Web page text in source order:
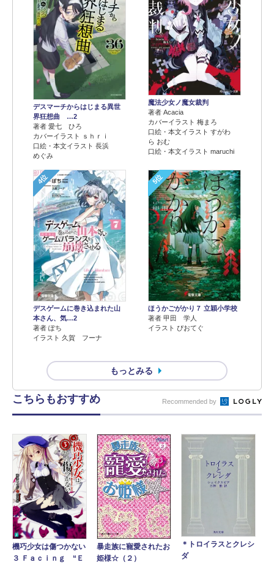
デスマーチからはじまる異世
界狂想曲 …2
著者 愛七 ひろ
カバーイラスト ｓｈｒｉ
口絵・本文イラスト 長浜
めぐみ
魔法少女ノ魔女裁判
著者 Acacia
カバーイラスト 梅まろ
口絵・本文イラスト すがわ
ら おむ
口絵・本文イラスト maruchi
4位
デスゲームに巻き込まれた山
本さん、気…2
著者 ぽち
イラスト 久賀 フーナ
5位
ほうかごがかり７ 立穎小学校
著者 甲田 学人
イラスト ぴおてぐ
もっとみる
こちらもおすすめ Recommended by
機巧少女は傷つかない
３ Ｆａｃｉｎｇ “Ｅ
暴走族に寵愛されたお
姫様☆（２）
＊トロイラスとクレシ
ダ